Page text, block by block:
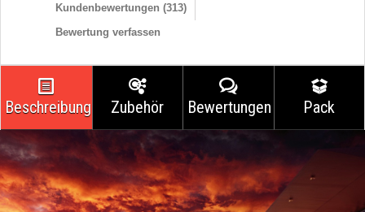
Kundenbewertungen (313)
Bewertung verfassen
Beschreibung Zubehör Bewertungen Pack